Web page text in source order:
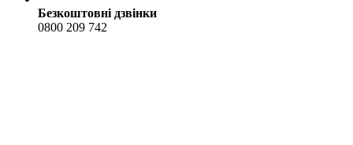
Безкоштовні дзвінки
0800 209 742